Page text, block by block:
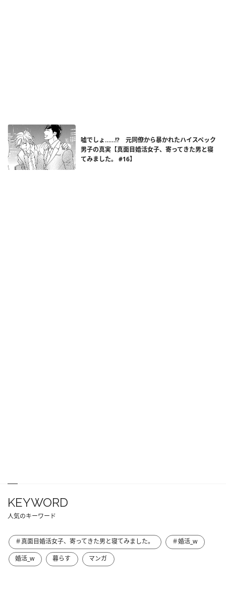
嘘でしょ……!? 元同僚から暴かれたハイスペック
男子の真実【真面目婚活女子、寄ってきた男と寝
てみました。 #16】
KEYWORD
人気のキーワード
＃真面目婚活女子、寄ってきた男と寝てみました。
＃婚活_w
婚活_w
暮らす マンガ